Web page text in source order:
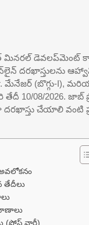
మినరల్ డెవలప్‌మెంట్
దరఖాస్తులను
మేనేజర్ (బొగ్గు-I),
10/08/2026. జాబ్
చేయాలి వంటి
అవలోకనం
తేదీలు
(పోస్ట్ వారీ)